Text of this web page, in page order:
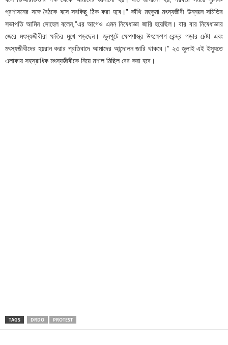
প্রশাসনের সঙ্গে বৈঠকে বসে সবকিছু ঠিক করা হবে।” কাঁথি মহকুমা মৎস্যজীবী উন্নয়ন সমিতির
সভাপতি আমিন সোহেল বলেন,”এর আগেও এমন নিষেধাজ্ঞা জারি হয়েছিল। বার বার নিষেধাজ্ঞার
জেরে মৎস্যজীবীরা ক্ষতির মুখে পড়ছেন। জুনপুটে ক্ষেপণাস্ত্র উৎক্ষেপণ কেন্দ্র গড়ার চেষ্টা এবং
মৎস্যজীবীদের হয়রান করার প্রতিবাদে আমাদের আন্দোলন জারি থাকবে।” ২৩ জুলাই এই ইস্যুতে
এলাকায় সহস্রাধিক মৎস্যজীবীকে নিয়ে মশাল মিছিল বের করা হবে।
TAGS DRDO PROTEST